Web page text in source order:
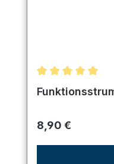
Regulärer Preis:
8,90 €